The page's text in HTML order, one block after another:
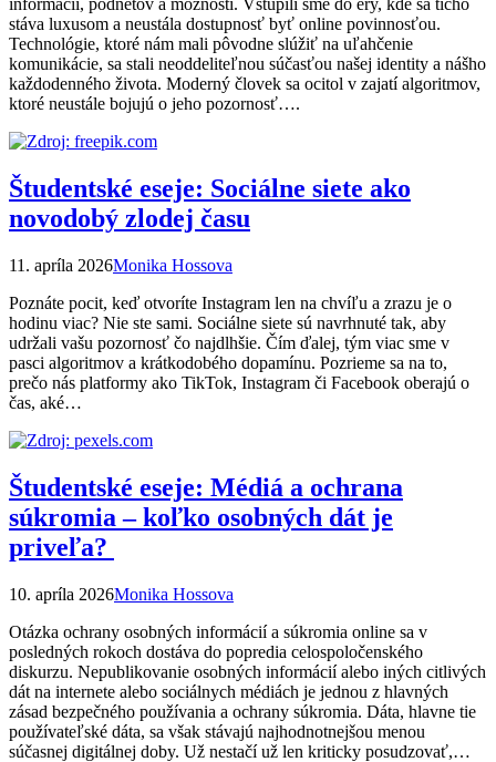
informácií, podnetov a možností. Vstúpili sme do éry, kde sa ticho
stáva luxusom a neustála dostupnosť byť online povinnosťou.
Technológie, ktoré nám mali pôvodne slúžiť na uľahčenie
komunikácie, sa stali neoddeliteľnou súčasťou našej identity a nášho
každodenného života. Moderný človek sa ocitol v zajatí algoritmov,
ktoré neustále bojujú o jeho pozornosť….
Študentské eseje: Sociálne siete ako
novodobý zlodej času
11. apríla 2026Monika Hossova
Poznáte pocit, keď otvoríte Instagram len na chvíľu a zrazu je o
hodinu viac? Nie ste sami. Sociálne siete sú navrhnuté tak, aby
udržali vašu pozornosť čo najdlhšie. Čím ďalej, tým viac sme v
pasci algoritmov a krátkodobého dopamínu. Pozrieme sa na to,
prečo nás platformy ako TikTok, Instagram či Facebook oberajú o
čas, aké…
Študentské eseje: Médiá a ochrana
súkromia – koľko osobných dát je
priveľa?
10. apríla 2026Monika Hossova
Otázka ochrany osobných informácií a súkromia online sa v
posledných rokoch dostáva do popredia celospoločenského
diskurzu. Nepublikovanie osobných informácií alebo iných citlivých
dát na internete alebo sociálnych médiách je jednou z hlavných
zásad bezpečného používania a ochrany súkromia. Dáta, hlavne tie
používateľské dáta, sa však stávajú najhodnotnejšou menou
súčasnej digitálnej doby. Už nestačí už len kriticky posudzovať,…